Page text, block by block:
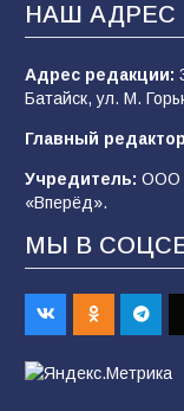
101
В Батайске
96
деле
2026 года
94
НАШ АДРЕС
Адрес редакции:
Батайск, ул. М.
Главный
Учредитель: ООО
«Вперёд».
МЫ В